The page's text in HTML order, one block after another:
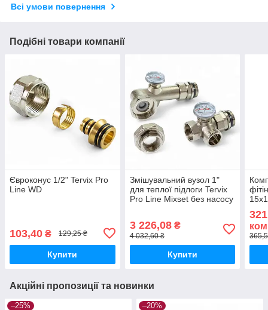
Всі умови повернення
Подібні товари компанії
Євроконус 1/2" Tervix Pro
Line WD
103,40 ₴ 129,25 ₴
Купити
Змішувальний вузол 1"
для теплої підлоги Tervix
Pro Line Mixset без насосу
3 226,08₴
4 032,60 ₴
Купити
Акційні пропозиції та новинки
–25% –20%